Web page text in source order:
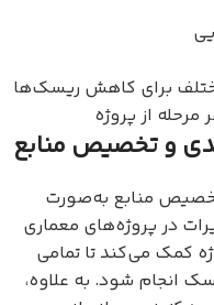
برای کاهش ریسک‌ها
از پروژه
و تخصیص منابع
منابع به‌صورت
در پروژه‌های معماری
کمک می‌کند تا تمامی
انجام شود. به علاوه،